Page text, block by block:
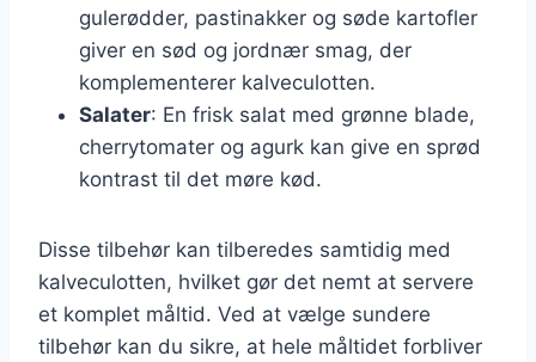
gulerødder, pastinakker og søde kartofler
giver en sød og jordnær smag, der
komplementerer kalveculotten.
Salater: En frisk salat med grønne blade,
cherrytomater og agurk kan give en sprød
kontrast til det møre kød.
Disse tilbehør kan tilberedes samtidig med
kalveculotten, hvilket gør det nemt at servere
et komplet måltid. Ved at vælge sundere
tilbehør kan du sikre, at hele måltidet forbliver